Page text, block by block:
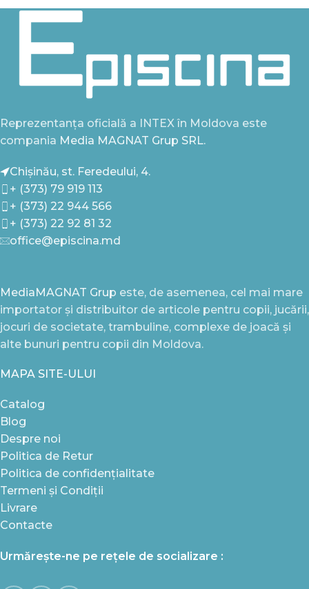
Reprezentanța oficială a INTEX în Moldova este
compania Media MAGNAT Grup SRL.
Chișinău, st. Feredeului, 4.
+ (373) 79 919 113
+ (373) 22 944 566
+ (373) 22 92 81 32
office@episcina.md
MediaMAGNAT Grup este, de asemenea, cel mai mare
importator și distribuitor de articole pentru copii, jucării,
jocuri de societate, trambuline, complexe de joacă și
alte bunuri pentru copii din Moldova.
MAPA SITE-ULUI
Catalog
Blog
Despre noi
Politica de Retur
Politica de confidențialitate
Termeni și Condiții
Livrare
Contacte
Urmărește-ne pe rețele de socializare :